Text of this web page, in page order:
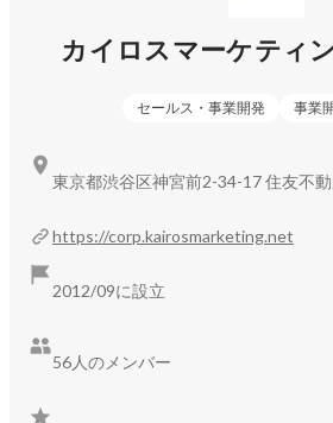
身近に。」を推し進めるため、よりよ
供に全力で取り組んでいきます。
カイロスマーケティ
セールス・事業開発 事業
https://corp.kairosmarketing.net
2012/09に設立
56人のメンバー
東京都渋谷区神宮前2-34-17 住友不